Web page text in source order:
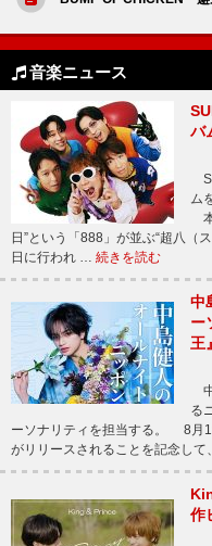
音楽ニュース
バ
ム
日”という「888」が並ぶ“超八（
日に行われ … 続きを読む
中
ー
王
る
ーソナリティを担当する。 8月
がリリースされることを記念し
作